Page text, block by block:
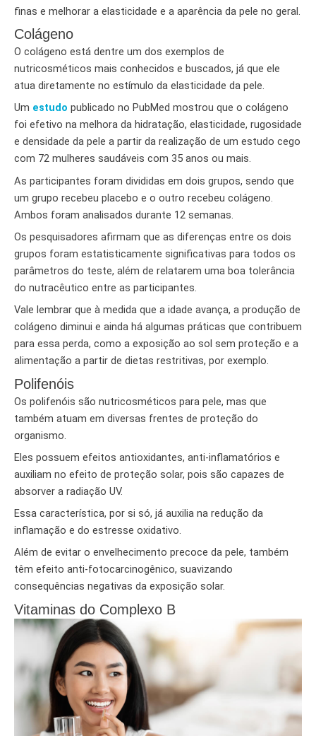
finas e melhorar a elasticidade e a aparência da pele no geral.
Colágeno
O colágeno está dentre um dos exemplos de
nutricosméticos mais conhecidos e buscados, já que ele
atua diretamente no estímulo da elasticidade da pele.
Um estudo publicado no PubMed mostrou que o colágeno
foi efetivo na melhora da hidratação, elasticidade, rugosidade
e densidade da pele a partir da realização de um estudo cego
com 72 mulheres saudáveis ​​com 35 anos ou mais.
As participantes foram divididas em dois grupos, sendo que
um grupo recebeu placebo e o outro recebeu colágeno.
Ambos foram analisados durante 12 semanas.
Os pesquisadores afirmam que as diferenças entre os dois
grupos foram estatisticamente significativas para todos os
parâmetros do teste, além de relatarem uma boa tolerância
do nutracêutico entre as participantes.
Vale lembrar que à medida que a idade avança, a produção de
colágeno diminui e ainda há algumas práticas que contribuem
para essa perda, como a exposição ao sol sem proteção e a
alimentação a partir de dietas restritivas, por exemplo.
Polifenóis
Os polifenóis são nutricosméticos para pele, mas que
também atuam em diversas frentes de proteção do
organismo.
Eles possuem efeitos antioxidantes, anti-inflamatórios e
auxiliam no efeito de proteção solar, pois são capazes de
absorver a radiação UV.
Essa característica, por si só, já auxilia na redução da
inflamação e do estresse oxidativo.
Além de evitar o envelhecimento precoce da pele, também
têm efeito anti-fotocarcinogênico, suavizando
consequências negativas da exposição solar.
Vitaminas do Complexo B